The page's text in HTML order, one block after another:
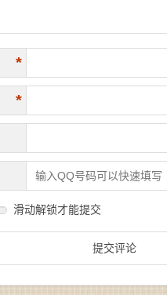
*
*
滑动解锁才能提交